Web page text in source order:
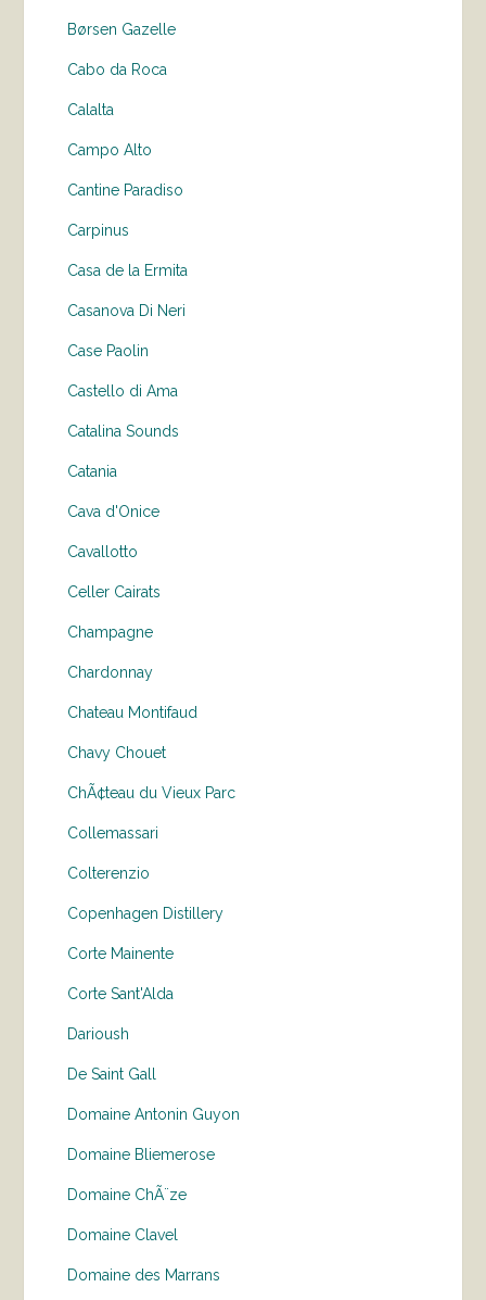
Børsen Gazelle
Cabo da Roca
Calalta
Campo Alto
Cantine Paradiso
Carpinus
Casa de la Ermita
Casanova Di Neri
Case Paolin
Castello di Ama
Catalina Sounds
Catania
Cava d'Onice
Cavallotto
Celler Cairats
Champagne
Chardonnay
Chateau Montifaud
Chavy Chouet
ChÃ¢teau du Vieux Parc
Collemassari
Colterenzio
Copenhagen Distillery
Corte Mainente
Corte Sant'Alda
Darioush
De Saint Gall
Domaine Antonin Guyon
Domaine Bliemerose
Domaine ChÃ¨ze
Domaine Clavel
Domaine des Marrans